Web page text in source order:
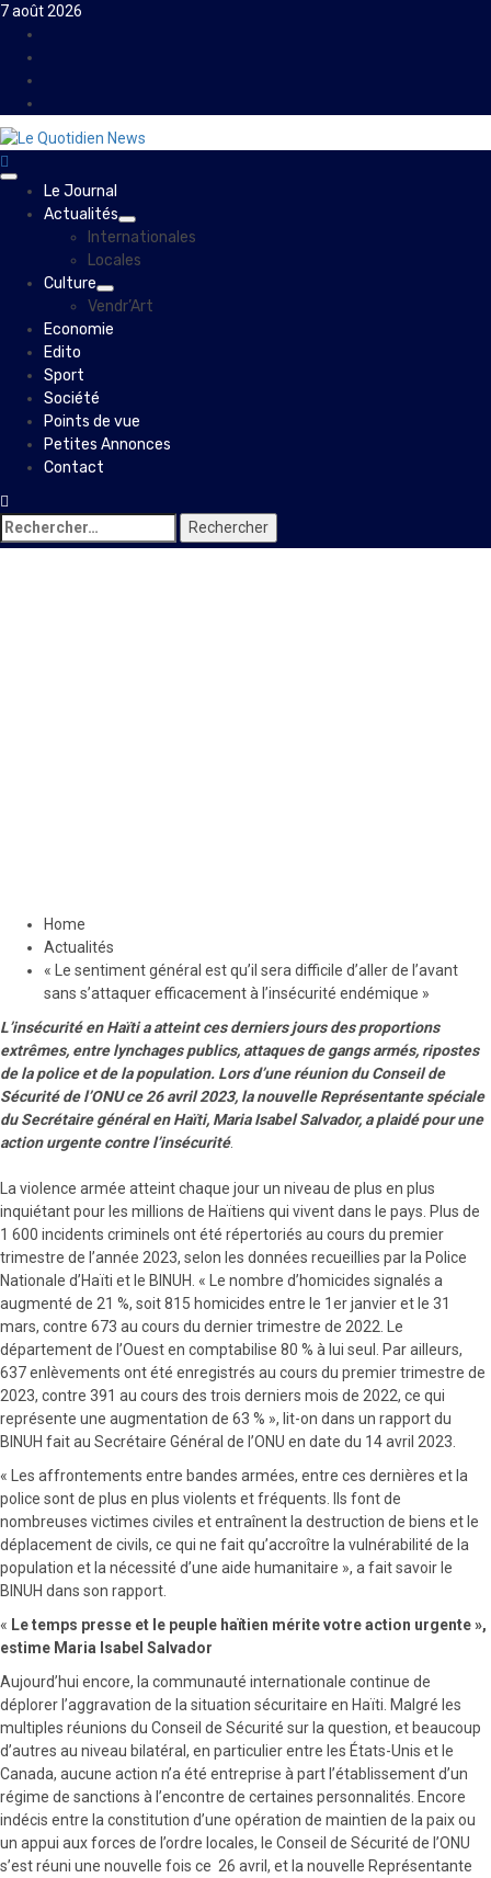
Skip
content
7 août 2026
Primary
Menu
Le Journal
Actualités
Internationales
Locales
Culture
Vendr’Art
Economie
Edito
Sport
Société
Points de vue
Petites Annonces
Contact
Rechercher :
Home
Actualités
« Le sentiment général est qu’il sera difficile d’aller de l’avant
sans s’attaquer efficacement à l’insécurité endémique »
L’insécurité en Haïti a atteint ces derniers jours des proportions
extrêmes, entre lynchages publics, attaques de gangs armés, ripostes
de la police et de la population. Lors d’une réunion du Conseil de
Sécurité de l’ONU ce 26 avril 2023, la nouvelle Représentante spéciale
du Secrétaire général en Haïti, Maria Isabel Salvador, a plaidé pour une
action urgente contre l’insécurité.
La violence armée atteint chaque jour un niveau de plus en plus
inquiétant pour les millions de Haïtiens qui vivent dans le pays. Plus de
1 600 incidents criminels ont été répertoriés au cours du premier
trimestre de l’année 2023, selon les données recueillies par la Police
Nationale d’Haïti et le BINUH. « Le nombre d’homicides signalés a
augmenté de 21 %, soit 815 homicides entre le 1er janvier et le 31
mars, contre 673 au cours du dernier trimestre de 2022. Le
département de l’Ouest en comptabilise 80 % à lui seul. Par ailleurs,
637 enlèvements ont été enregistrés au cours du premier trimestre de
2023, contre 391 au cours des trois derniers mois de 2022, ce qui
représente une augmentation de 63 % », lit-on dans un rapport du
BINUH fait au Secrétaire Général de l’ONU en date du 14 avril 2023.
« Les affrontements entre bandes armées, entre ces dernières et la
police sont de plus en plus violents et fréquents. Ils font de
nombreuses victimes civiles et entraînent la destruction de biens et le
déplacement de civils, ce qui ne fait qu’accroître la vulnérabilité de la
population et la nécessité d’une aide humanitaire », a fait savoir le
BINUH dans son rapport.
« Le temps presse et le peuple haïtien mérite votre action urgente »,
estime Maria Isabel Salvador
Aujourd’hui encore, la communauté internationale continue de
déplorer l’aggravation de la situation sécuritaire en Haïti. Malgré les
multiples réunions du Conseil de Sécurité sur la question, et beaucoup
d’autres au niveau bilatéral, en particulier entre les États-Unis et le
Canada, aucune action n’a été entreprise à part l’établissement d’un
régime de sanctions à l’encontre de certaines personnalités. Encore
indécis entre la constitution d’une opération de maintien de la paix ou
un appui aux forces de l’ordre locales, le Conseil de Sécurité de l’ONU
s’est réuni une nouvelle fois ce 26 avril, et la nouvelle Représentante